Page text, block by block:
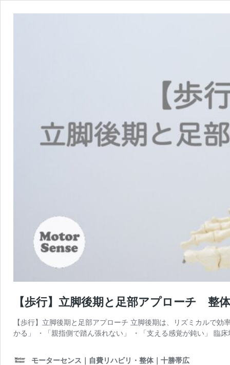
【歩行】立脚後期と足部アプローチ 整
【歩行】立脚後期と足部アプローチ 立脚後期は、リズミカルで
かる」 ・「親指側で踏ん張れない」 ・「支える感覚が鈍い」 臨
モーターセンス｜自費リハビリ・整体｜十勝帯広